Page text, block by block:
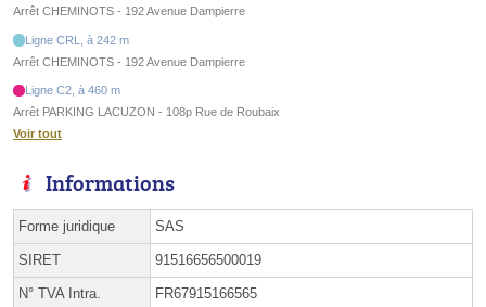
Arrêt CHEMINOTS - 192 Avenue Dampierre
Ligne CRL, à 242 m
Arrêt CHEMINOTS - 192 Avenue Dampierre
Ligne C2, à 460 m
Arrêt PARKING LACUZON - 108p Rue de Roubaix
Voir tout
Informations
Forme juridique SAS
SIRET 91516656500019
N° TVA Intra. FR67915166565